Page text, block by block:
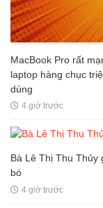
MacBook Pro rất
laptop hàng chục
dùng
4 giờ trước
Bà Lê Thị Thu Thủy
bó
4 giờ trước